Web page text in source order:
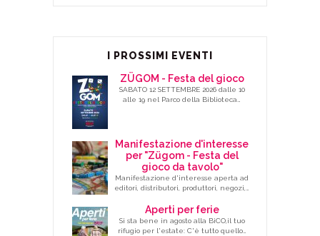
I PROSSIMI EVENTI
ZÜGOM - Festa del gioco
SABATO 12 SETTEMBRE 2026 dalle 10
alle 19 nel Parco della Biblioteca…
Manifestazione d'interesse
per "Zügom - Festa del
gioco da tavolo"
Manifestazione d'interesse aperta ad
editori, distributori, produttori, negozi,…
Aperti per ferie
Si sta bene in agosto alla BiCO,il tuo
rifugio per l'estate: C'è tutto quello…